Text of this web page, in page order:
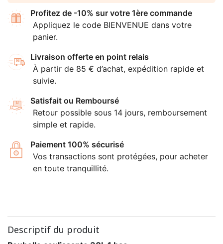
Profitez de -10% sur votre 1ère commande
Appliquez le code BIENVENUE dans votre
panier.
Livraison offerte en point relais
À partir de 85 € d’achat, expédition rapide et
suivie.
Satisfait ou Remboursé
Retour possible sous 14 jours, remboursement
simple et rapide.
Paiement 100% sécurisé
Vos transactions sont protégées, pour acheter
en toute tranquillité.
Descriptif du produit